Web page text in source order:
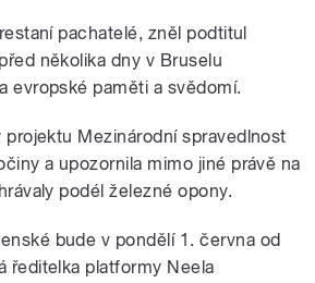
pachatelé, zněl podtitul
několika dny v Bruselu
evropské paměti a svědomí.
projektu Mezinárodní spravedlnost
a upozornila mimo jiné právě na
podél železné opony.
bude v pondělí 1. června od
ředitelka platformy Neela